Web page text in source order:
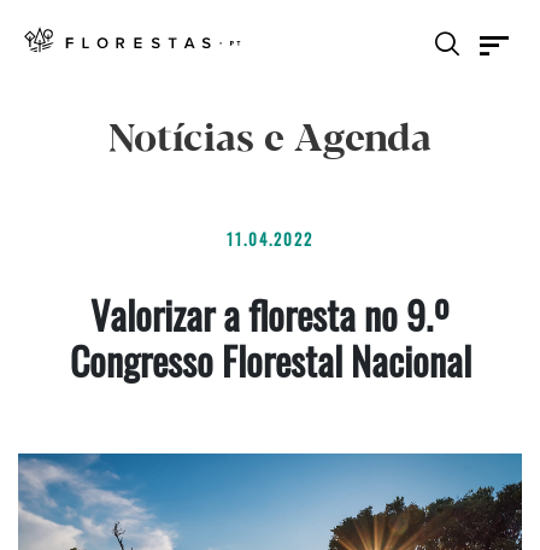
Notícias e Agenda
11.04.2022
Valorizar a floresta no 9.º
Congresso Florestal Nacional